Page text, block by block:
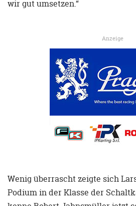
wir gut umsetzen.“
Anzeige
Wenig überrascht zeigte sich
Podium in der Klasse der